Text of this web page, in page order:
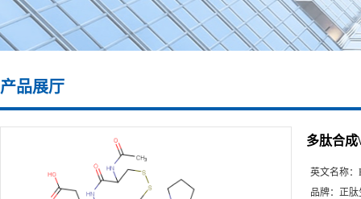
产品展厅
多肽合成
英文名称：
品牌： 正肽